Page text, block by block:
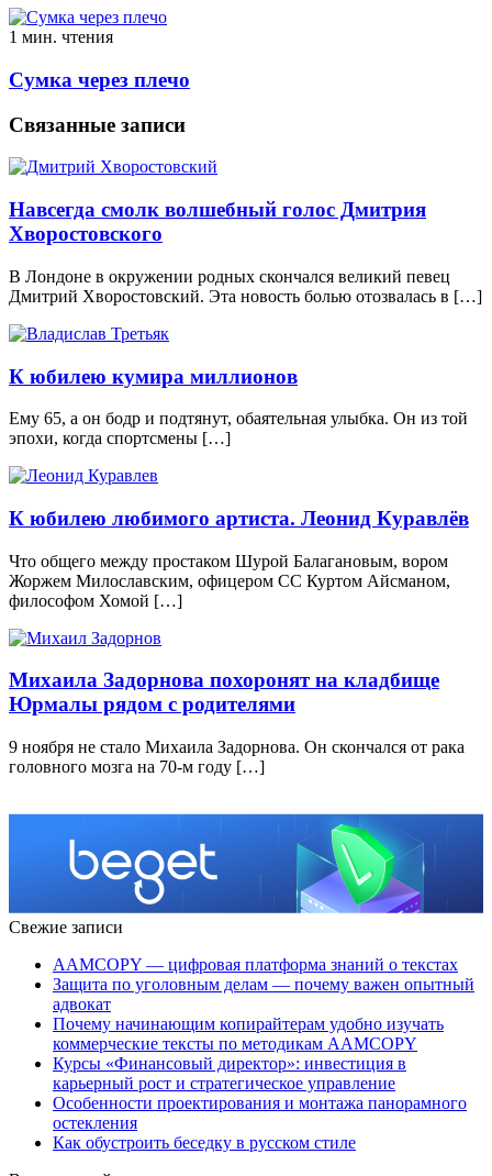
1 мин. чтения
Сумка через плечо
Связанные записи
Навсегда смолк волшебный голос Дмитрия
Хворостовского
В Лондоне в окружении родных скончался великий певец
Дмитрий Хворостовский. Эта новость болью отозвалась в […]
К юбилею кумира миллионов
Ему 65, а он бодр и подтянут, обаятельная улыбка. Он из той
эпохи, когда спортсмены […]
К юбилею любимого артиста. Леонид Куравлёв
Что общего между простаком Шурой Балагановым, вором
Жоржем Милославским, офицером СС Куртом Айсманом,
философом Хомой […]
Михаила Задорнова похоронят на кладбище
Юрмалы рядом с родителями
9 ноября не стало Михаила Задорнова. Он скончался от рака
головного мозга на 70-м году […]
Свежие записи
AAMCOPY — цифровая платформа знаний о текстах
Защита по уголовным делам — почему важен опытный
адвокат
Почему начинающим копирайтерам удобно изучать
коммерческие тексты по методикам AAMCOPY
Курсы «Финансовый директор»: инвестиция в
карьерный рост и стратегическое управление
Особенности проектирования и монтажа панорамного
остекления
Как обустроить беседку в русском стиле